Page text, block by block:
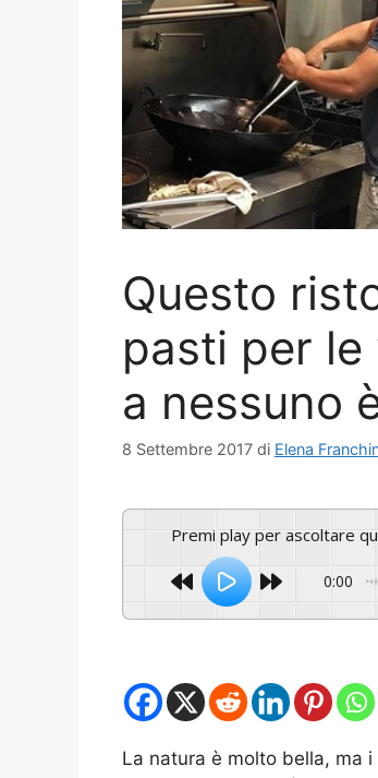
Questo
pasti per le
a nessuno
8 Settembre 2017 di Elena
Premi play per ascoltare
0:00
La natura è molto bella, ma